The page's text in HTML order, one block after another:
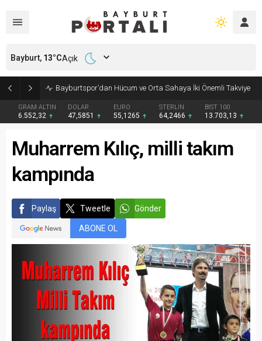
Bayburt’ta Minik Öğrencilere Jandarma Mesleği Tanıtıldı
GRAM ALTIN
6.552,32
DOLAR
47,5851
EURO
55,1265
STERLİN
64,2466
BIST 100
13.703,13
Bayburt, 13°CAçık
Muharrem Kılıç, milli takım
kampında
Paylaş Tweetle Gönder
ABONE OL